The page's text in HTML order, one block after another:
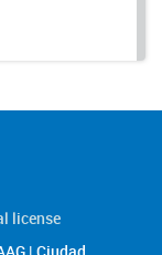
license